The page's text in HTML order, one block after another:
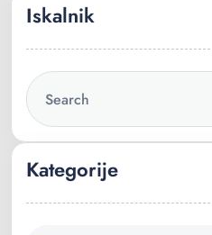
Iskalnik
Kategorije